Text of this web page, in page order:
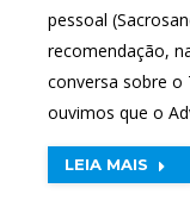
pessoal
recomendação,
conversa sobre o
ouvimos que o
LEIA MAIS